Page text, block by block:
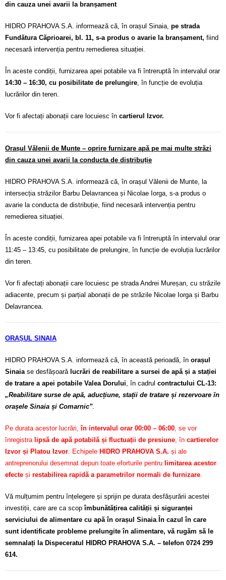
din cauza unei avarii la branșament
HIDRO PRAHOVA S.A. informează că, în orașul Sinaia, pe strada
Fundătura Căprioarei, bl. 11, s-a produs o avarie la branșament, fiind
necesară intervenția pentru remedierea situației.
În aceste condiții, furnizarea apei potabile va fi întreruptă în intervalul orar
14:30 – 16:30, cu posibilitate de prelungire, în funcție de evoluția
lucrărilor din teren.
Vor fi afectați abonații care locuiesc în cartierul Izvor.
Orașul Vălenii de Munte – oprire furnizare apă pe mai multe străzi
din cauza unei avarii la conducta de distribuție
HIDRO PRAHOVA S.A. informează că, în orașul Vălenii de Munte, la
intersecția străzilor Barbu Delavrancea și Nicolae Iorga, s-a produs o
avarie la conducta de distribuție, fiind necesară intervenția pentru
remedierea situației.
În aceste condiții, furnizarea apei potabile va fi întreruptă în intervalul orar
11:45 – 13:45, cu posibilitate de prelungire, în funcție de evoluția lucrărilor
din teren.
Vor fi afectați abonații care locuiesc pe strada Andrei Mureșan, cu străzile
adiacente, precum și parțial abonații de pe străzile Nicolae Iorga și Barbu
Delavrancea.
ORAȘUL SINAIA
HIDRO PRAHOVA S.A. informează că, în această perioadă, în orașul
Sinaiase desfășoară lucrări de reabilitare a sursei de apă și a stației
de tratare a apei potabile Valea Dorului, în cadrul contractului CL-13:
„Reabilitare surse de apă, aducțiune, stații de tratare și rezervoare în
orașele Sinaia și Comarnic”.
Pe durata acestor lucrări,în intervalul orar 00:00 – 06:00, se vor
înregistra lipsă de apă potabilă și fluctuații de presiune, în cartierelor
Izvor și Platou Izvor. Echipele HIDRO PRAHOVA S.A. și ale
antreprenorului desemnat depun toate eforturile pentru limitarea acestor
efecte și restabilirea rapidă a parametrilor normali de furnizare.
Vă mulțumim pentru înțelegere și sprijin pe durata desfășurării acestei
investiții, care are ca scopîmbunătățirea calității și siguranței
serviciului de alimentare cu apă în orașul Sinaia. În cazul în care
sunt identificate probleme prelungite în alimentare, vă rugăm să le
semnalați la Dispeceratul HIDRO PRAHOVA S.A. – telefon 0724 299
614.